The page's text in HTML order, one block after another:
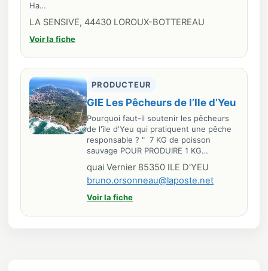
Ha…
LA SENSIVE, 44430 LOROUX-BOTTEREAU
Voir la fiche
PRODUCTEUR
GIE Les Pêcheurs de l’Ile d’Yeu
Pourquoi faut-il soutenir les pêcheurs
de l'île d'Yeu qui pratiquent une pêche
responsable ? " 7 KG de poisson
sauvage POUR PRODUIRE 1 KG…
quai Vernier 85350 ILE D'YEU
bruno.orsonneau@laposte.net
Voir la fiche